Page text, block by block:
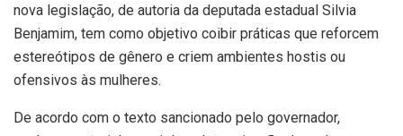
nova legislação, de autoria da deputada estadual Silvia
Benjamim, tem como objetivo coibir práticas que reforcem
estereótipos de gênero e criem ambientes hostis ou
ofensivos às mulheres.
De acordo com o texto sancionado pelo governador,